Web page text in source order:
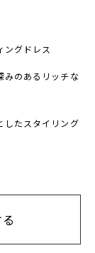
ングドレス
みのあるリッチな
したスタイリング